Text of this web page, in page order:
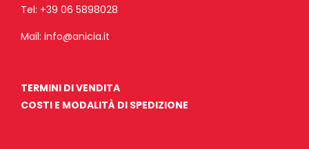
Tel: +39 06 5898028
Mail: info@anicia.it
TERMINI DI VENDITA
COSTI E MODALITÀ DI SPEDIZIONE